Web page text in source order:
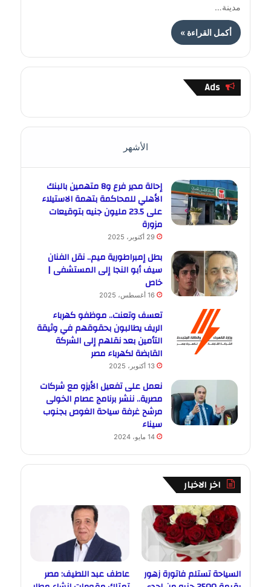
مدينة…
أكمل القراءة »
Ads
الأشهر
إحالة مدير فرع و8 متهمين بالبنك
الأهلي للمحاكمة بتهمة الاستيلاء
على 23.5 مليون جنيه بتوقيعات
مزورة
29 أكتوبر، 2025
بطل إمبراطورية ميم.. نقل الفنان
سيف أبو النجا إلى المستشفى |
خاص
16 أغسطس، 2025
تعسف وتعنت.. موظفو كهرباء
الريف يطالبون بحقوقهم في وثيقة
التأمين بعد نقلهم إلى الشركة
القابضة لكهرباء مصر
13 أكتوبر، 2025
نعمل على تفعيل الأيزو مع شركات
مصرية.. ننشر برنامج عصام الخولى
مرشح غرفة سياحة الغوص بجنوب
سيناء
14 مايو، 2024
اخر الاخبار
السياحة تستلم فاتورة زهور
عاطف عبد اللطيف: مصر